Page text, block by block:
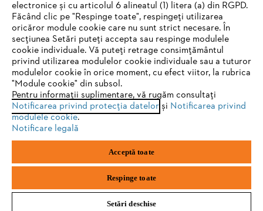
Politica de confidenţialitate Informare legală
Politica de cookie Informații juridice
SC Andreas Stihl Motounelte SRL
Str. Drumul Gării Otopeni, nr. 26-28
IHR BROWSER WIRD NICHT
UNTERSTÜTZT
Sie nutzen einen Browser, den wir noch nicht unterstützen. Für
eine optimale Nutzung unserer Seite empfehlen wir Ihnen, zu
einem der folgenden Browser zu wechseln:
Firefox Chrome
electronice și cu articolul 6 alineatul (1) litera (a) din RGPD.
Făcând clic pe "Respinge toate", respingeți utilizarea
oricăror module cookie care nu sunt strict necesare. În
secțiunea Setări puteți accepta sau respinge modulele
cookie individuale. Vă puteți retrage consimțământul
privind utilizarea modulelor cookie individuale sau a tuturor
modulelor cookie în orice moment, cu efect viitor, la rubrica
"Module cookie" din subsol.
Pentru informații suplimentare, vă rugăm consultați
Notificarea privind protecția datelorși Notificarea privind
modulele cookie.
Notificare legală
Acceptă toate
Respinge toate
Setări deschise